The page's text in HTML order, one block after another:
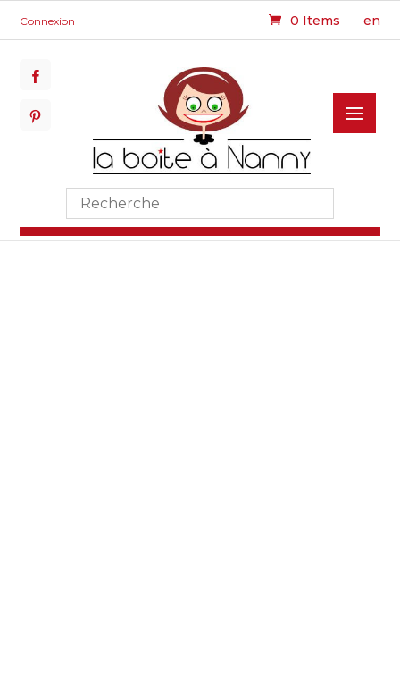
Connexion 0 Items en